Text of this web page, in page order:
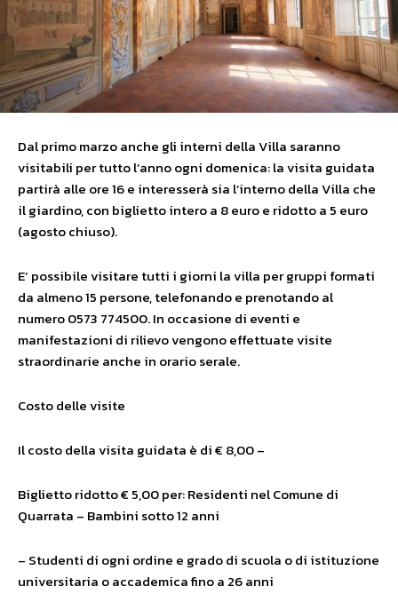
Dal primo marzo anche gli interni della Villa saranno
visitabili per tutto l’anno ogni domenica: la visita guidata
partirà alle ore 16 e interesserà sia l’interno della Villa che
il giardino, con biglietto intero a 8 euro e ridotto a 5 euro
(agosto chiuso).
E’ possibile visitare tutti i giorni la villa per gruppi formati
da almeno 15 persone, telefonando e prenotando al
numero 0573 774500. In occasione di eventi e
manifestazioni di rilievo vengono effettuate visite
straordinarie anche in orario serale.
Costo delle visite
Il costo della visita guidata è di € 8,00 –
Biglietto ridotto € 5,00 per: Residenti nel Comune di
Quarrata – Bambini sotto 12 anni
– Studenti di ogni ordine e grado di scuola o di istituzione
universitaria o accademica fino a 26 anni